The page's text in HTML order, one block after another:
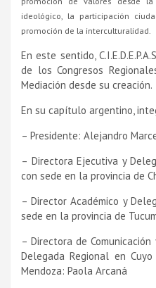
ideológico, la participación
promoción de la interculturalidad.
En este sentido,
de los Congresos
Mediación desde su creación.
En su capí­tulo argentino,
– Presidente: Alejandro
– Directora Ejecutiva y
con sede en la provincia de
– Director Académico y
sede en la provincia de
– Directora de
Delegada Regional en
Mendoza: Paola Arcaná